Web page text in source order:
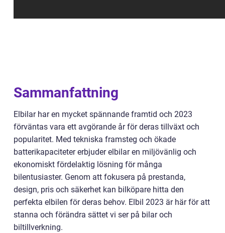
Sammanfattning
Elbilar har en mycket spännande framtid och 2023
förväntas vara ett avgörande år för deras tillväxt och
popularitet. Med tekniska framsteg och ökade
batterikapaciteter erbjuder elbilar en miljövänlig och
ekonomiskt fördelaktig lösning för många
bilentusiaster. Genom att fokusera på prestanda,
design, pris och säkerhet kan bilköpare hitta den
perfekta elbilen för deras behov. Elbil 2023 är här för att
stanna och förändra sättet vi ser på bilar och
biltillverkning.